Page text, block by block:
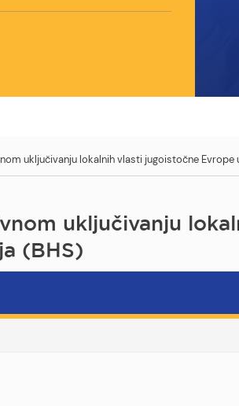
uključivanju lokalnih vlasti jugoistočne
uključivanju
(BHS)